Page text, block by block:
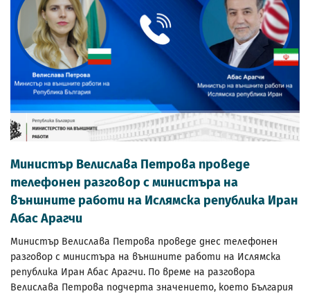
Министър Велислава Петрова проведе
телефонен разговор с министъра на
външните работи на Ислямска република Иран
Абас Арагчи
Министър Велислава Петрова проведе днес телефонен
разговор с министъра на външните работи на Ислямска
република Иран Абас Арагчи. По време на разговора
Велислава Петрова подчерта значението, което България